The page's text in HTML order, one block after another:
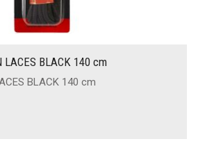
LACES BLACK 140 cm
BLACK 140 cm